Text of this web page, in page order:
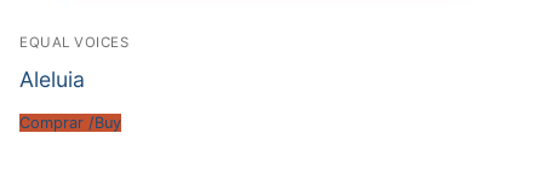
EQUAL VOICES
Aleluia
Comprar /Buy